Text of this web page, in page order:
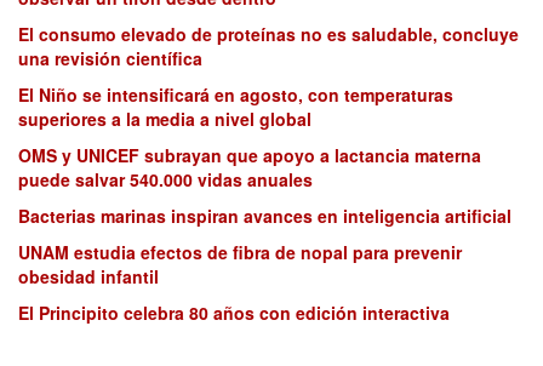
El consumo elevado de proteínas no es saludable, concluye
una revisión científica
El Niño se intensificará en agosto, con temperaturas
superiores a la media a nivel global
OMS y UNICEF subrayan que apoyo a lactancia materna
puede salvar 540.000 vidas anuales
Bacterias marinas inspiran avances en inteligencia artificial
UNAM estudia efectos de fibra de nopal para prevenir
obesidad infantil
El Principito celebra 80 años con edición interactiva